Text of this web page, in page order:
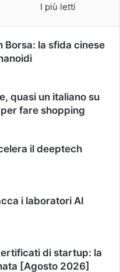
I più letti
Borsa: la sfida cinese
quasi un italiano su
per fare shopping
il deeptech
i laboratori AI
di startup: la
[Agosto 2026]